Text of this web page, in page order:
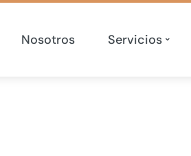
Nosotros Servicios